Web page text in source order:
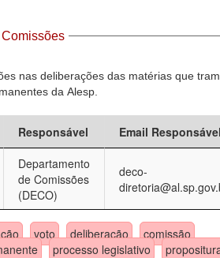
nas deliberações das matérias que
da Alesp.
Responsável
Email
Departamento
de Comissões
(DECO)
deco-
voto deliberação
comissão
processo legislativo